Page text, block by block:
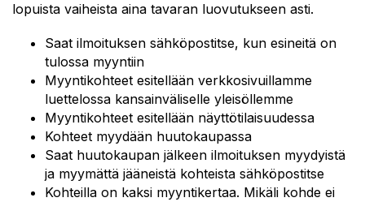
lopuista vaiheista aina tavaran luovutukseen asti.
Saat ilmoituksen sähköpostitse, kun esineitä on
tulossa myyntiin
Myyntikohteet esitellään verkkosivuillamme
luettelossa kansainväliselle yleisöllemme
Myyntikohteet esitellään näyttötilaisuudessa
Kohteet myydään huutokaupassa
Saat huutokaupan jälkeen ilmoituksen myydyistä
ja myymättä jääneistä kohteista sähköpostitse
Kohteilla on kaksi myyntikertaa. Mikäli kohde ei